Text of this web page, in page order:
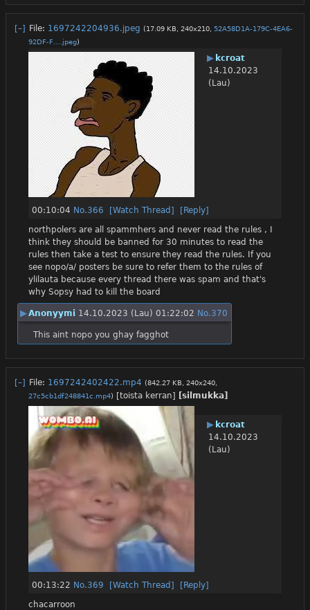
[–] File: 1697242204936.jpeg (17.09 KB, 240x210, 52A58D1A-179C-4EA6-
92DF-F….jpeg)
▶ kcroat
14.10.2023
(Lau)
00:10:04 No.366 [Watch Thread]
[Reply]
northpolers are all spammhers and never read the rules , I
think they should be banned for 30 minutes to read the
rules then take a test to ensure they read the rules. If you
see nopo/a/ posters be sure to refer them to the rules of
ylilauta because every thread there was spam and that's
why Sopsy had to kill the board
▶Anonyymi 14.10.2023 (Lau) 01:22:02 No.370
This aint nopo you ghay fagghot
[–] File: 1697242402422.mp4 (842.27 KB, 240x240,
27c5cb1df248841c.mp4) [toista kerran] [silmukka]
▶ kcroat
14.10.2023
(Lau)
00:13:22 No.369 [Watch Thread]
[Reply]
chacarroon